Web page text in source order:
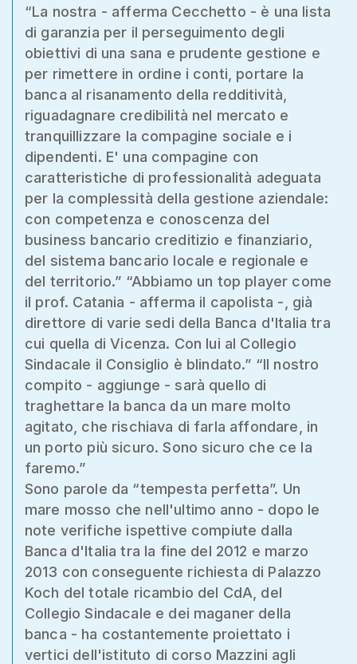
“La nostra - afferma Cecchetto - è una lista
di garanzia per il perseguimento degli
obiettivi di una sana e prudente gestione e
per rimettere in ordine i conti, portare la
banca al risanamento della redditività,
riguadagnare credibilità nel mercato e
tranquillizzare la compagine sociale e i
dipendenti. E' una compagine con
caratteristiche di professionalità adeguata
per la complessità della gestione aziendale:
con competenza e conoscenza del
business bancario creditizio e finanziario,
del sistema bancario locale e regionale e
del territorio.” “Abbiamo un top player come
il prof. Catania - afferma il capolista -, già
direttore di varie sedi della Banca d'Italia tra
cui quella di Vicenza. Con lui al Collegio
Sindacale il Consiglio è blindato.” “Il nostro
compito - aggiunge - sarà quello di
traghettare la banca da un mare molto
agitato, che rischiava di farla affondare, in
un porto più sicuro. Sono sicuro che ce la
faremo.”
Sono parole da “tempesta perfetta”. Un
mare mosso che nell'ultimo anno - dopo le
note verifiche ispettive compiute dalla
Banca d'Italia tra la fine del 2012 e marzo
2013 con conseguente richiesta di Palazzo
Koch del totale ricambio del CdA, del
Collegio Sindacale e dei maganer della
banca - ha costantemente proiettato i
vertici dell'istituto di corso Mazzini agli